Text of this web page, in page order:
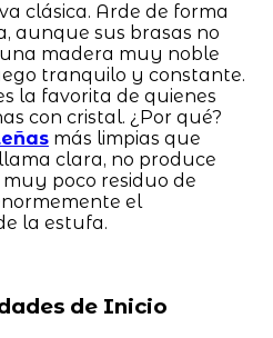
clásica. Arde de forma
aunque sus brasas no
madera muy noble
tranquilo y constante.
la favorita de quienes
con cristal. ¿Por qué?
más limpias que
clara, no produce
poco residuo de
el
la estufa.
de Inicio